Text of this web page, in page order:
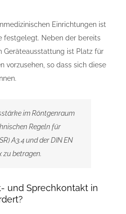
Einrichtungen ist
festgelegt. Neben der bereits
Geräteausstattung ist Platz für
vorzusehen, so dass sich diese
im Röntgenraum
Regeln für
A3.4 und der DIN EN
zu betragen.
und Sprechkontakt in